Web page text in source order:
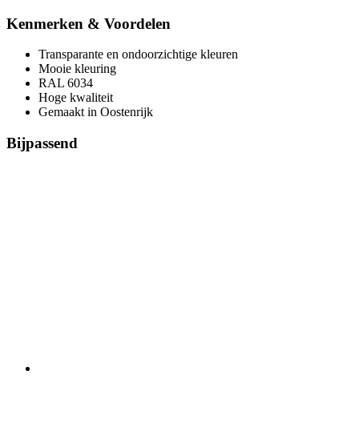
Kenmerken & Voordelen
Transparante en ondoorzichtige kleuren
Mooie kleuring
RAL 6034
Hoge kwaliteit
Gemaakt in Oostenrijk
Bijpassend